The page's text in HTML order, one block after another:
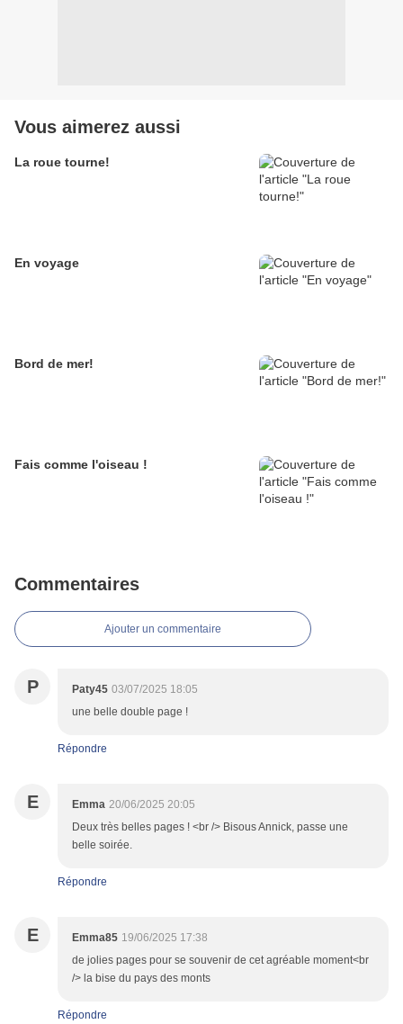
Vous aimerez aussi
La roue tourne!
En voyage
Bord de mer!
Fais comme l'oiseau !
Commentaires
Ajouter un commentaire
P Paty45 03/07/2025 18:05
une belle double page !
Répondre
E Emma 20/06/2025 20:05
Deux très belles pages ! <br /> Bisous Annick, passe une
belle soirée.
Répondre
E Emma85 19/06/2025 17:38
de jolies pages pour se souvenir de cet agréable moment<br
/> la bise du pays des monts
Répondre